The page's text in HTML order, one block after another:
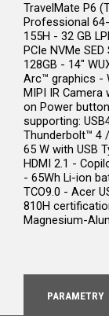
TravelMate P6
Professional
155H - 32 GB
PCIe NVMe
128GB - 14"
Arc™ graphics -
MIPI IR
on Power
supporting:
Thunderbolt™ 4
65 W with USB
HDMI 2.1 -
- 65Wh Li-ion
TCO9.0 - Acer
810H
Magnesium-
PARAMETRY